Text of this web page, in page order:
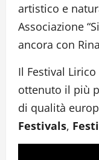
artistico e
Associazione
ancora con
Il Festival
ottenuto il più
di qualità
Festivals,